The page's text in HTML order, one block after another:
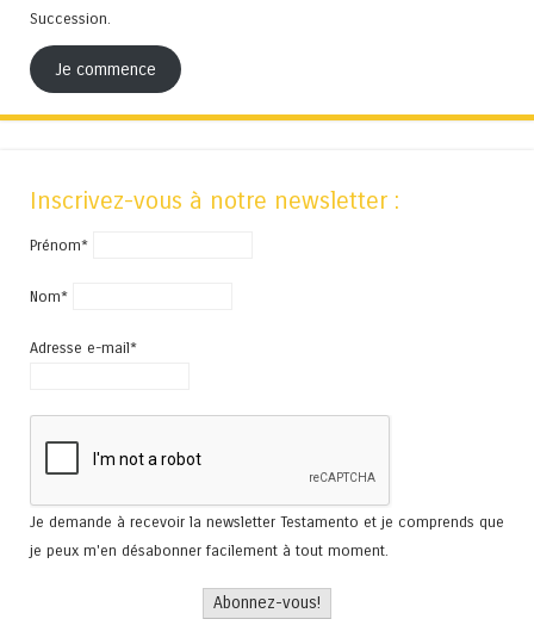
Succession.
Je commence
Inscrivez-vous à notre newsletter :
Prénom*
Nom*
Adresse e-mail*
Je demande à recevoir la newsletter Testamento et je comprends que
je peux m'en désabonner facilement à tout moment.